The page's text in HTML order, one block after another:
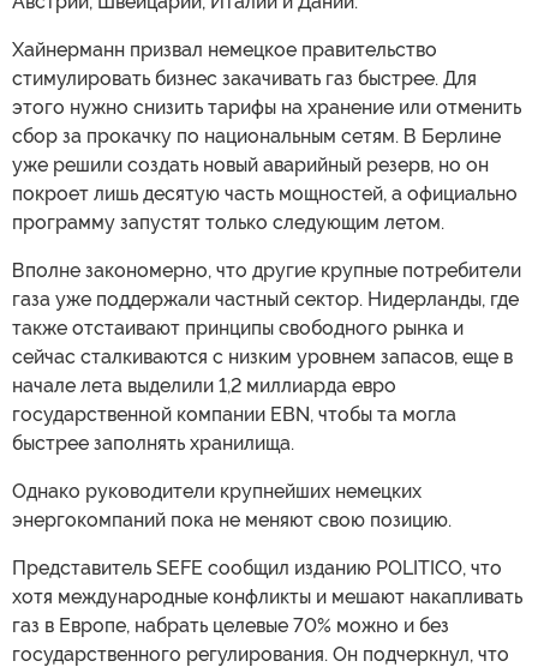
Хайнерманн призвал немецкое правительство
стимулировать бизнес закачивать газ быстрее. Для
этого нужно снизить тарифы на хранение или отменить
сбор за прокачку по национальным сетям. В Берлине
уже решили создать новый аварийный резерв, но он
покроет лишь десятую часть мощностей, а официально
программу запустят только следующим летом.
Вполне закономерно, что другие крупные потребители
газа уже поддержали частный сектор. Нидерланды, где
также отстаивают принципы свободного рынка и
сейчас сталкиваются с низким уровнем запасов, еще в
начале лета выделили 1,2 миллиарда евро
государственной компании EBN, чтобы та могла
быстрее заполнять хранилища.
Однако руководители крупнейших немецких
энергокомпаний пока не меняют свою позицию.
Представитель SEFE сообщил изданию POLITICO, что
хотя международные конфликты и мешают накапливать
газ в Европе, набрать целевые 70% можно и без
государственного регулирования. Он подчеркнул, что